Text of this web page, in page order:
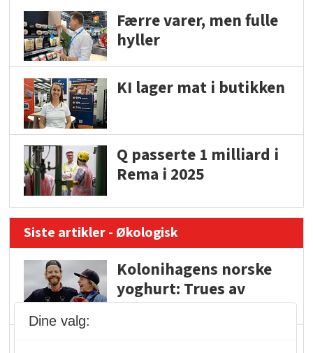
Færre varer, men fulle
hyller
KI lager mat i butikken
Q passerte 1 milliard i
Rema i 2025
Siste artikler - Økologisk
Kolonihagens norske
yoghurt: Trues av
melkemangel
Dine valg: